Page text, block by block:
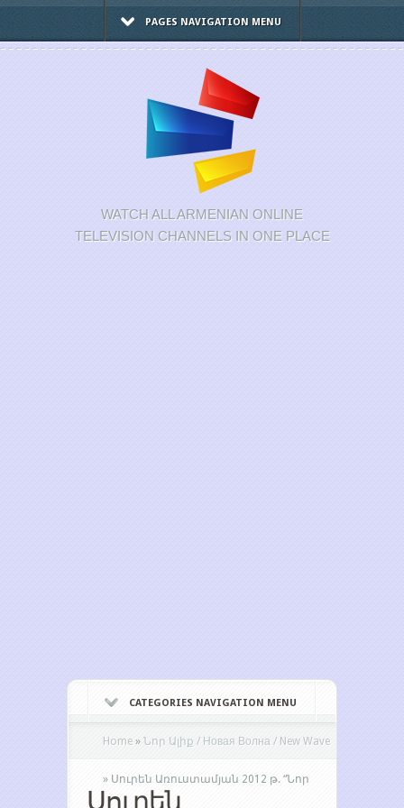
PAGES NAVIGATION MENU
WATCH ALL ARMENIAN ONLINE
TELEVISION CHANNELS IN ONE PLACE
CATEGORIES NAVIGATION MENU
Home » Նոր Ալիք / Новая Волна / New Wave
» Սուրեն Առուստամյան 2012 թ. “Նոր
Սուրեն